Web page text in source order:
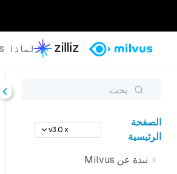
لماذا MILVUS؟
بحث
الصفحة
الرئيسية
v3.0.x
نبذة عن Milvus